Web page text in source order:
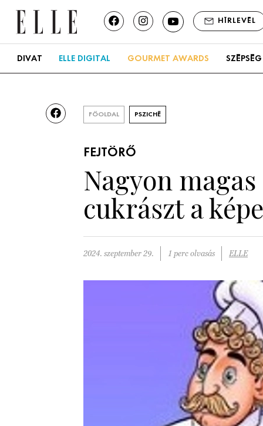
HÍRLEVÉL
DIVAT ELLE DIGITAL GOURMET AWARDS SZÉPSÉG
FŐOLDAL PSZICHÉ
FEJTÖRŐ
Nagyon
cukrászt a
2024. szeptember 29. 1 perc olvasás ELLE